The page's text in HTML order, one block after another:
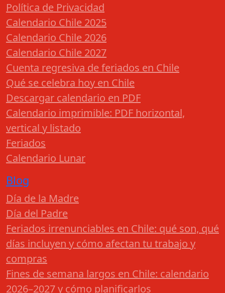
Política de Privacidad
Calendario Chile 2025
Calendario Chile 2026
Calendario Chile 2027
Cuenta regresiva de feriados en Chile
Qué se celebra hoy en Chile
Descargar calendario en PDF
Calendario imprimible: PDF horizontal,
vertical y listado
Feriados
Calendario Lunar
Blog
Día de la Madre
Día del Padre
Feriados irrenunciables en Chile: qué son, qué
días incluyen y cómo afectan tu trabajo y
compras
Fines de semana largos en Chile: calendario
2026–2027 y cómo planificarlos